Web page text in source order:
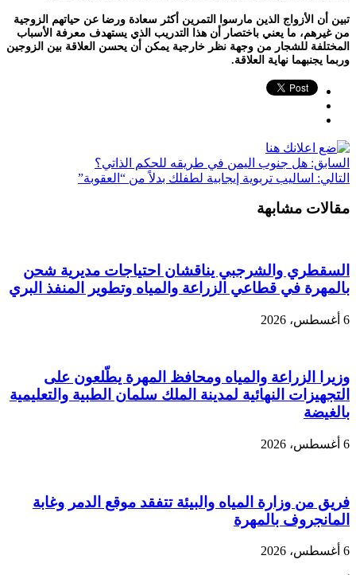
تبين أن الأزواج الذين مارسوا التمرين أكثر سعادة ورضا عن حياتهم الزوجية
من غيرهم، ما يعني باختصار أن هذا التدريب الذي يستهدف معرفة الأسباب
المختلفة للشجار من وجهة نظر خارجية يمكن أن يحسن العلاقة بين الزوجين
وربما يجنبهما نهاية العلاقة.
السابق: هل جنوب اليمن في طريقه للحكم الذاتي؟
التالي: اساليب تربوية إيجابية لطفلك بدلاً من “العقوبة”
مقالات مشابهة
السقطري والشرجبي يناقشان احتياجات مديرية شحن
بالمهرة في قطاعي الزراعة والمياه وتطوير المنفذ البري
6 أغسطس، 2026
وزيرا الزراعة والمياه ومحافظ المهرة يطّلعون على
التجهيزات النهائية لمدينة الملك سلمان الطبية والتعليمية
بالغيضة
6 أغسطس، 2026
فريق من وزارة المياه والبيئة تتفقد موقع الدمر وغابة
المانجروف بالمهرة
6 أغسطس، 2026